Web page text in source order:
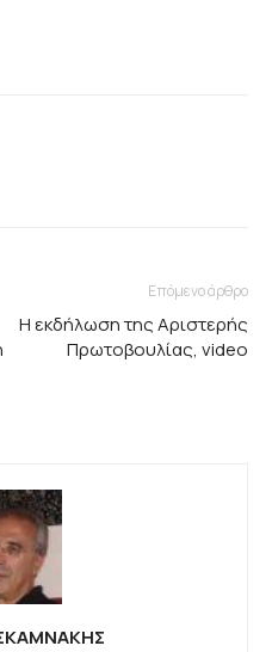
Επόμενο άρθρο
Η εκδήλωση της Αριστερής
Πρωτοβουλίας, video